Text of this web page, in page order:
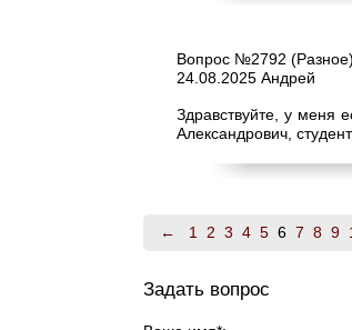
Вопрос №2792 (Разное)
24.08.2025 Андрей
Здравствуйте, у меня
Александрович,
← 1 2 3 4 5 6 7 8 9
Задать вопрос